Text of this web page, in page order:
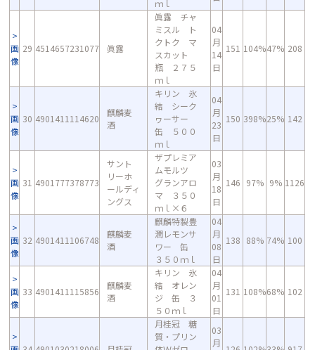
ｍｌ
画
像
29 4514657231077 眞露
眞露 チャ
ミスル ト
クトク マ
スカット
瓶 ２７５
ｍｌ
04
月
14
日
151 104%47% 208
画
像
30 4901411114620
麒麟麦
酒
キリン 氷
結 シーク
ヮーサー
缶 ５００
ｍｌ
04
月
23
日
150 398%25% 142
画
像
31 4901777378773
サント
リーホ
ールディ
ングス
ザプレミア
ムモルツ
グランアロ
マ ３５０
ｍｌ×６
03
月
18
日
146 97% 9% 1126
画
像
32 4901411106748
麒麟麦
酒
麒麟特製豊
潤レモンサ
ワー 缶
３５０ｍｌ
04
月
08
日
138 88% 74% 100
画
像
33 4901411115856
麒麟麦
酒
キリン 氷
結 オレン
ジ 缶 ３
５０ｍｌ
04
月
01
日
131 108%68% 102
月桂冠 糖
質・プリン
03
月